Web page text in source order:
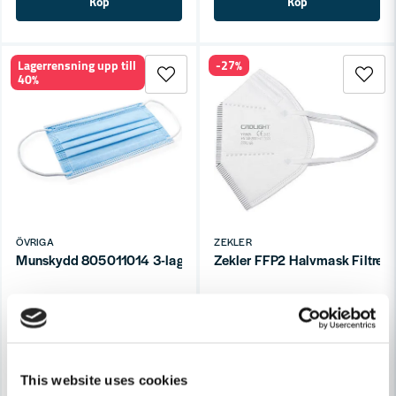
This website uses cookies
ÖVRIGA
Munskydd 805011014 3-lagers 50st
172,8 kr
Lagerrensning upp till
40%
ZEKLER
Zekler FFP2 Halvmask
-27%